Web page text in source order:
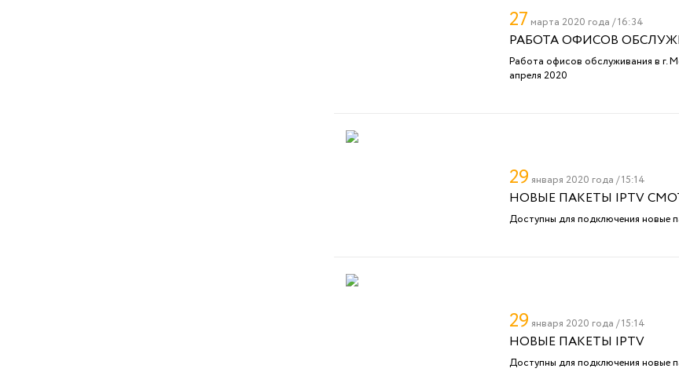
27 марта 2020 года / 16:34
РАБОТА ОФИСОВ
Работа офисов обслуживания в г.
апреля 2020
29 января 2020 года / 15:14
НОВЫЕ ПАКЕТЫ IPTV
Доступны для подключения новые
29 января 2020 года / 15:14
НОВЫЕ ПАКЕТЫ IPTV
Доступны для подключения новые